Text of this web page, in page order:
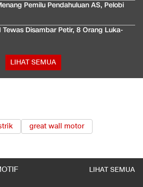
Pemilu Pendahuluan AS, Pelobi
Tewas Disambar Petir, 8 Orang Luka-
LIHAT SEMUA
great wall motor
LIHAT SEMUA